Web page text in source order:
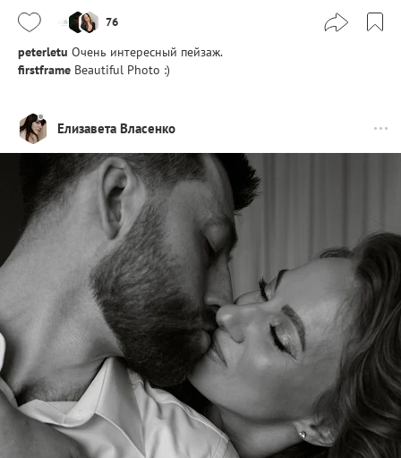
76
peterletu Очень интересный пейзаж.
firstframe Beautiful Photo :)
Елизавета Власенко